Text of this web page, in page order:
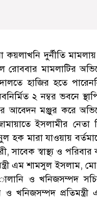
কয়লাখনি দুর্নীতি
রোববার মামলাটির
হাজির হতে
২ নম্বর ভবনে
আবেদন মঞ্জুর করে
ইসলামীর নেতা
হক মারা যাওয়ায়
স্বাস্থ্য ও পরিবার
এম শামসুল ইসলাম,
ও খনিজসম্পদ
খনিজসম্পদ